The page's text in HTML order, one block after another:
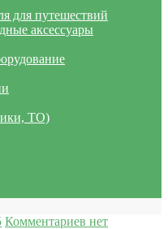
для путешествий
аксессуары
ТО)
Комментариев нет